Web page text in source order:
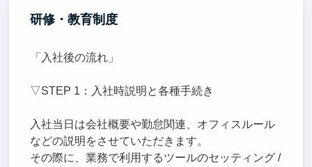
研修・教育制度
「入社後の流れ」
▽STEP 1：入社時説明と各種手続き
入社当日は会社概要や勤怠関連、オフィスルール
などの説明をさせていただきます。
その際に、業務で利用するツールのセッティング /